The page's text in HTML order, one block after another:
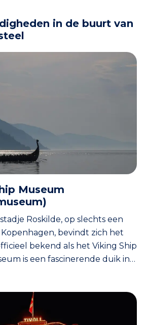
in de buurt van
Museum
Roskilde, op slechts een
bevindt zich het
bekend als het Viking Ship
is een fascinerende duik in
van Denemarken, met een
die een levendig beeld
geest van de